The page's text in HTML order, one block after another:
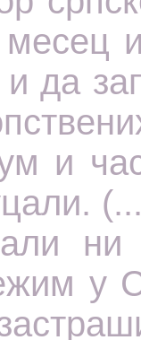
да
и
у